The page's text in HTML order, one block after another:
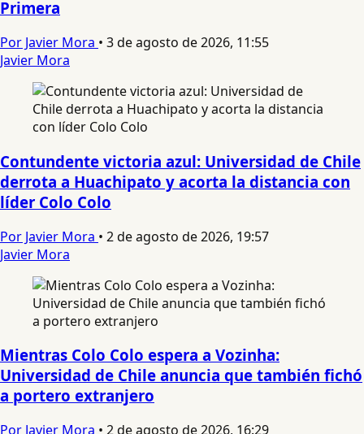
Primera
Por Javier Mora • 3 de agosto de 2026, 11:55
Javier Mora
Contundente victoria azul: Universidad de Chile
derrota a Huachipato y acorta la distancia con
líder Colo Colo
Por Javier Mora • 2 de agosto de 2026, 19:57
Javier Mora
Mientras Colo Colo espera a Vozinha:
Universidad de Chile anuncia que también fichó
a portero extranjero
Por Javier Mora • 2 de agosto de 2026, 16:29